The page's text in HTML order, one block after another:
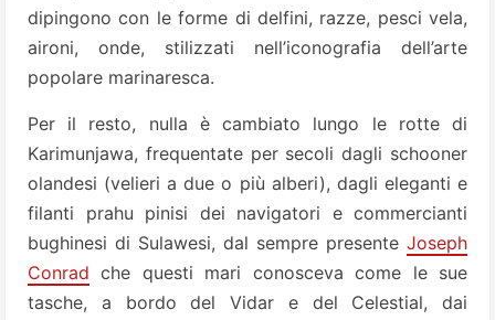
dipingono con le forme di delfini, razze, pesci vela,
aironi, onde, stilizzati nell’iconografia dell’arte
popolare marinaresca.
Per il resto, nulla è cambiato lungo le rotte di
Karimunjawa, frequentate per secoli dagli schooner
olandesi (velieri a due o più alberi), dagli eleganti e
filanti prahu pinisi dei navigatori e commercianti
bughinesi di Sulawesi, dal sempre presente Joseph
Conrad che questi mari conosceva come le sue
tasche, a bordo del Vidar e del Celestial, dai